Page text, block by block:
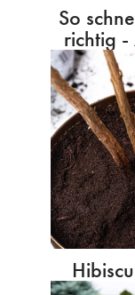
So
richtig -